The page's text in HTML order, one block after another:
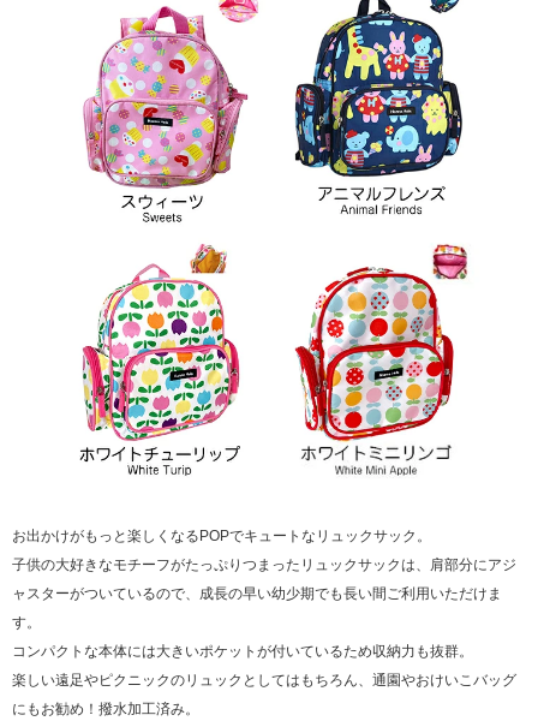
お出かけがもっと楽しくなるPOPでキュートなリュックサック。
子供の大好きなモチーフがたっぷりつまったリュックサックは、肩部分にアジ
ャスターがついているので、成長の早い幼少期でも長い間ご利用いただけま
す。
コンパクトな本体には大きいポケットが付いているため収納力も抜群。
楽しい遠足やピクニックのリュックとしてはもちろん、通園やおけいこバッグ
にもお勧め！撥水加工済み。